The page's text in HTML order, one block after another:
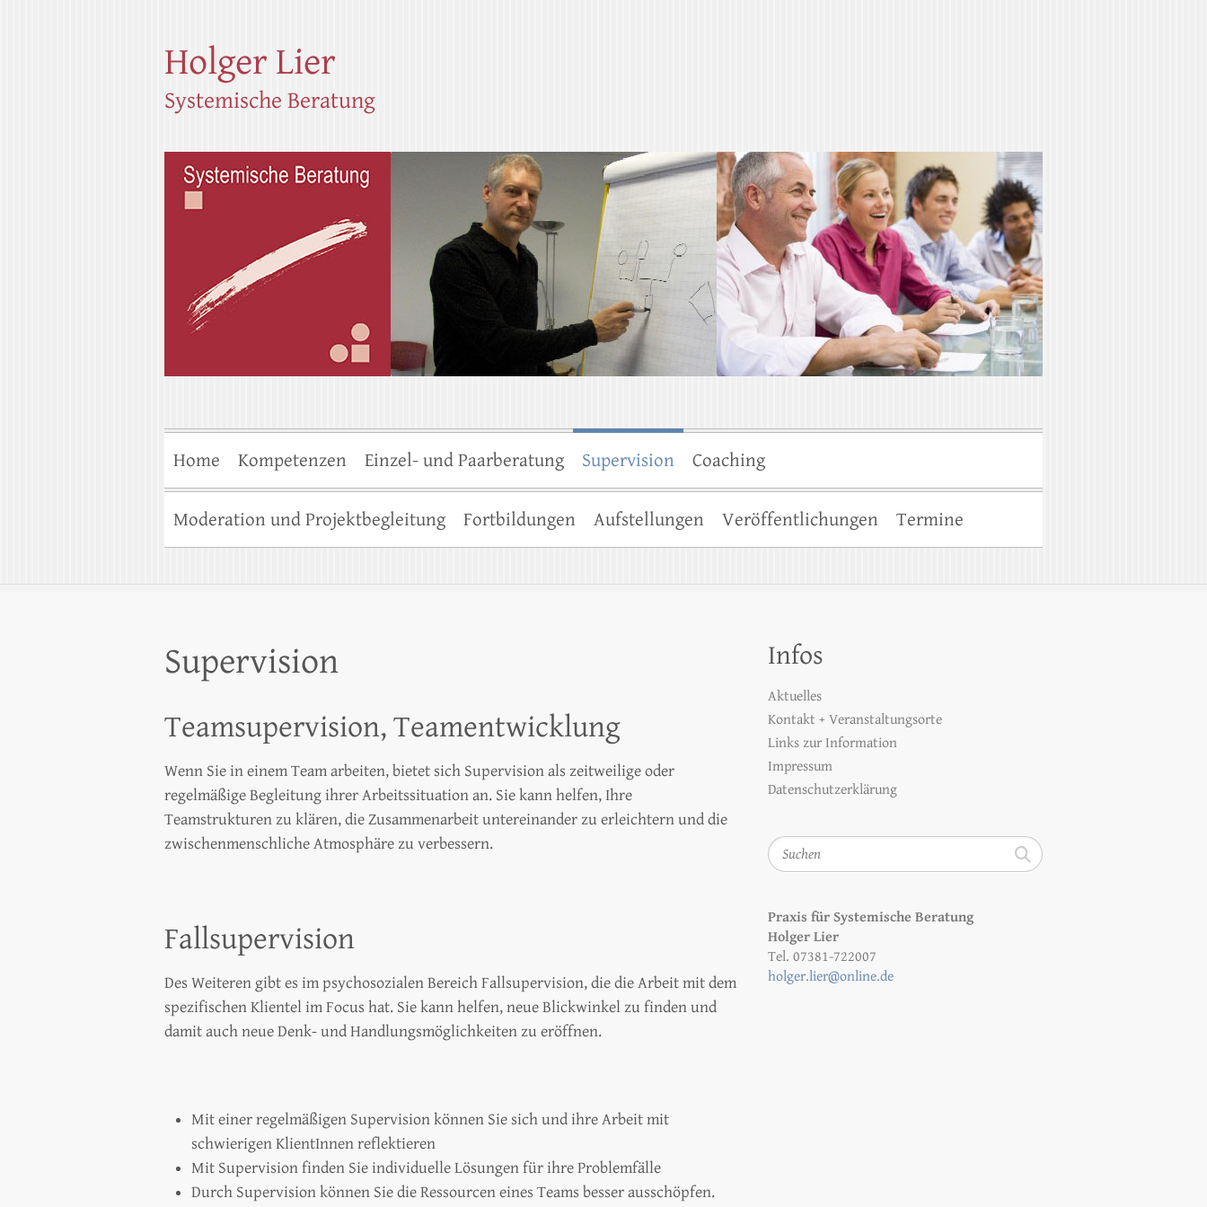
Holger Lier
Systemische Beratung
Home Kompetenzen Einzel- und Paarberatung Supervision Coaching
Moderation und Projektbegleitung Fortbildungen Aufstellungen Veröffentlichungen Termine
Supervision
Teamsupervision, Teamentwicklung
Wenn Sie in einem Team arbeiten, bietet sich Supervision als zeitweilige oder
regelmäßige Begleitung ihrer Arbeitssituation an. Sie kann helfen, Ihre
Teamstrukturen zu klären, die Zusammenarbeit untereinander zu erleichtern und die
zwischenmenschliche Atmosphäre zu verbessern.
Fallsupervision
Des Weiteren gibt es im psychosozialen Bereich Fallsupervision, die die Arbeit mit dem
spezifischen Klientel im Focus hat. Sie kann helfen, neue Blickwinkel zu finden und
damit auch neue Denk- und Handlungsmöglichkeiten zu eröffnen.
Mit einer regelmäßigen Supervision können Sie sich und ihre Arbeit mit
schwierigen KlientInnen reflektieren
Mit Supervision finden Sie individuelle Lösungen für ihre Problemfälle
Durch Supervision können Sie die Ressourcen eines Teams besser ausschöpfen.
Infos
Aktuelles
Kontakt + Veranstaltungsorte
Links zur Information
Impressum
Datenschutzerklärung
Suchen
Praxis für Systemische Beratung
Holger Lier
Tel. 07381-722007
holger.lier@online.de